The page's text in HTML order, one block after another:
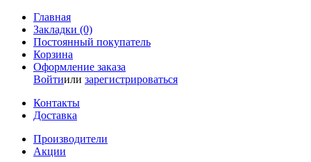
Главная
Закладки (0)
Постоянный покупатель
Корзина
Оформление заказа
Войтиили зарегистрироваться
Контакты
Доставка
Производители
Акции